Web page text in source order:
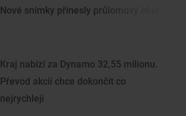
Nové snímky přinesly průlomový objev
Kraj nabízí za Dynamo 32,55 milionu.
Převod akcií chce dokončit co
nejrychleji